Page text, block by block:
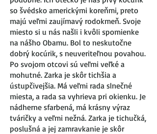
so švédsko americkými koreňmi, preto
majú veľmi zaujímavý rodokmeň. Svoje
miesto si u nás našli i kvôli spomienke
na nášho Obamu. Bol to neskutočne
dobrý kocúrik, s neuveriteľnou povahou.
Po svojom otcovi sú veľmi veľké a
mohutné. Zarka je skôr tichšia a
ústupčivejšia. Má veľmi rada slnečné
miesta, a rada sa vyhrieva pri okienku. Je
nádherne sfarbená, má krásny výraz
tváričky a veľmi nežná. Zarka je tichučká,
poslušná a jej zamravkanie je skôr